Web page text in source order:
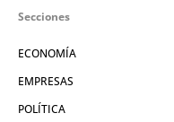
Secciones
ECONOMÍA
EMPRESAS
POLÍTICA